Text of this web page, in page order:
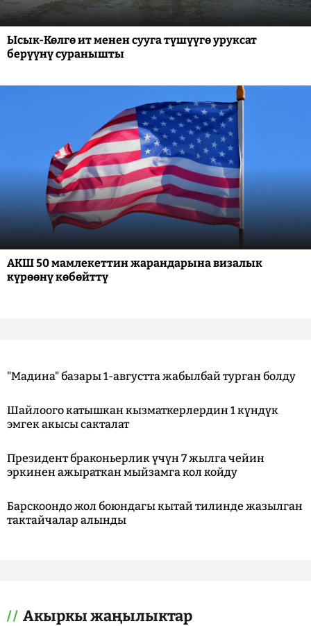
Ысык-Көлгө ит менен сууга түшүүгө уруксат
берүүнү суранышты
АКШ 50 мамлекеттин жарандарына визалык
күрөөнү көбөйттү
"Мадина" базары 1-августта жабылбай турган болду
Шайлоого катышкан кызматкерлердин 1 күндүк
эмгек акысы сакталат
Президент браконьерлик үчүн 7 жылга чейин
эркинен ажыраткан мыйзамга кол койду
Барскоондо жол боюндагы кытай тилинде жазылган
тактайчалар алынды
Акыркы жаңылыктар